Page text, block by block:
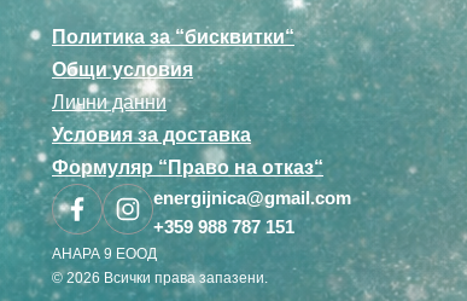
Политика за “бисквитки“
Общи условия
Лични данни
Условия за доставка
Формуляр “Право на отказ“
energijnica@gmail.com
+359 988 787 151
АНАРА 9 ЕООД
© 2026 Всички права запазени.